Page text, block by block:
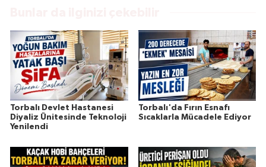
Torbalı Devlet Hastanesi
Diyaliz Ünitesinde Teknoloji
Yenilendi
Torbalı'da Fırın Esnafı
Sıcaklarla Mücadele Ediyor